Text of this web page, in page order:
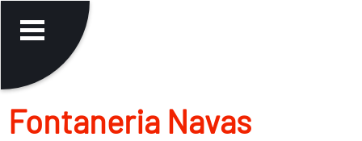
Fontaneria Navas